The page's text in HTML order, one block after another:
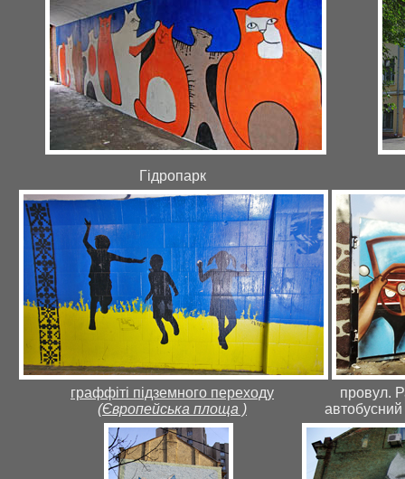
Гідропарк
граффіті підземного переходу
(Європейська площа )
провул.